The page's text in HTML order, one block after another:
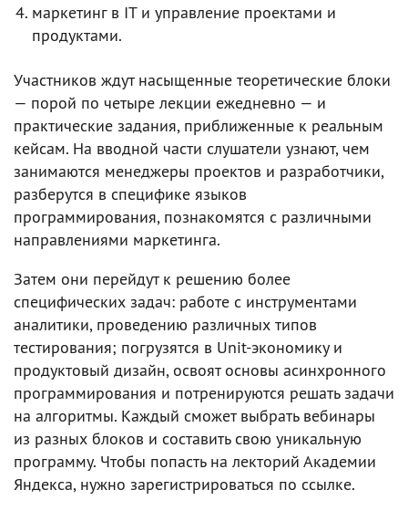
маркетинг в IT и управление проектами и
продуктами.
Участников ждут насыщенные теоретические блоки
— порой по четыре лекции ежедневно — и
практические задания, приближенные к реальным
кейсам. На вводной части слушатели узнают, чем
занимаются менеджеры проектов и разработчики,
разберутся в специфике языков
программирования, познакомятся с различными
направлениями маркетинга.
Затем они перейдут к решению более
специфических задач: работе с инструментами
аналитики, проведению различных типов
тестирования; погрузятся в Unit-экономику и
продуктовый дизайн, освоят основы асинхронного
программирования и потренируются решать задачи
на алгоритмы. Каждый сможет выбрать вебинары
из разных блоков и составить свою уникальную
программу. Чтобы попасть на лекторий Академии
Яндекса, нужно зарегистрироваться по ссылке.